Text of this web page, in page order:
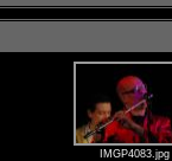
IMGP4083.jpg